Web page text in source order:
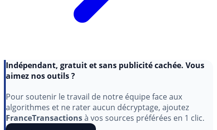
aimez nos outils ?
Pour soutenir le travail de notre équipe face aux
algorithmes et ne rater aucun décryptage, ajoutez